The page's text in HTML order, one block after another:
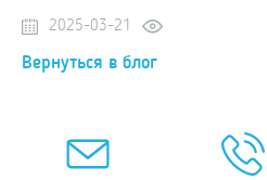
2025-03-21
Вернуться в блог